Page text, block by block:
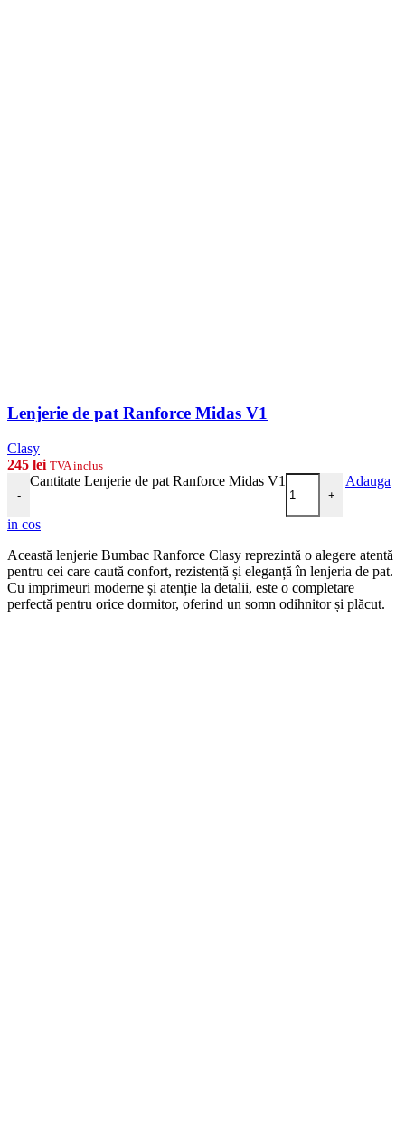
Lenjerie de pat Ranforce Midas V1
Clasy
245 lei TVA inclus
-
Cantitate Lenjerie de pat Ranforce Midas V1
+
Adauga
in cos
Această lenjerie Bumbac Ranforce Clasy reprezintă o alegere atentă
pentru cei care caută confort, rezistență și eleganță în lenjeria de pat.
Cu imprimeuri moderne și atenție la detalii, este o completare
perfectă pentru orice dormitor, oferind un somn odihnitor și plăcut.